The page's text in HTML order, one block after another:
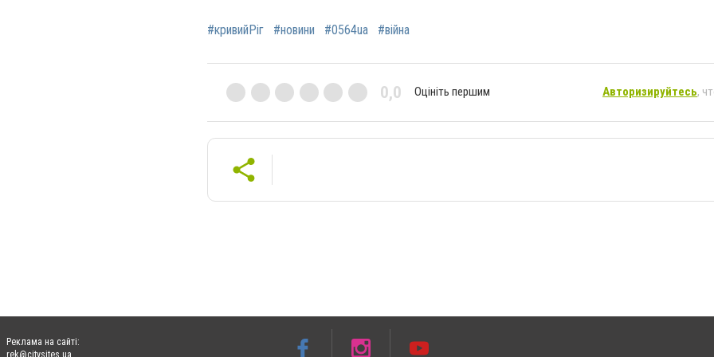
#кривийРіг #новини #0564ua #війна
0,0 Оцініть першим Авторизируйтесь,
Реклама на сайті:
rek@citysites.ua